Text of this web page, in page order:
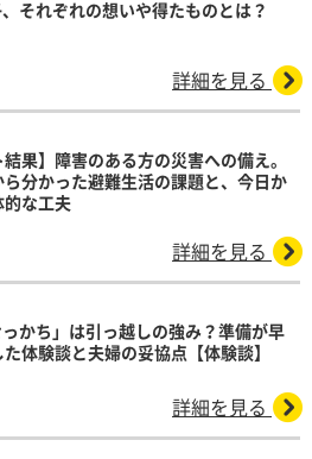
それぞれの想いや得たものとは？
詳細を見る
結果】障害のある方の災害への備え。
分かった避難生活の課題と、今日か
的な工夫
詳細を見る
かち」は引っ越しの強み？準備が早
体験談と夫婦の妥協点【体験談】
詳細を見る